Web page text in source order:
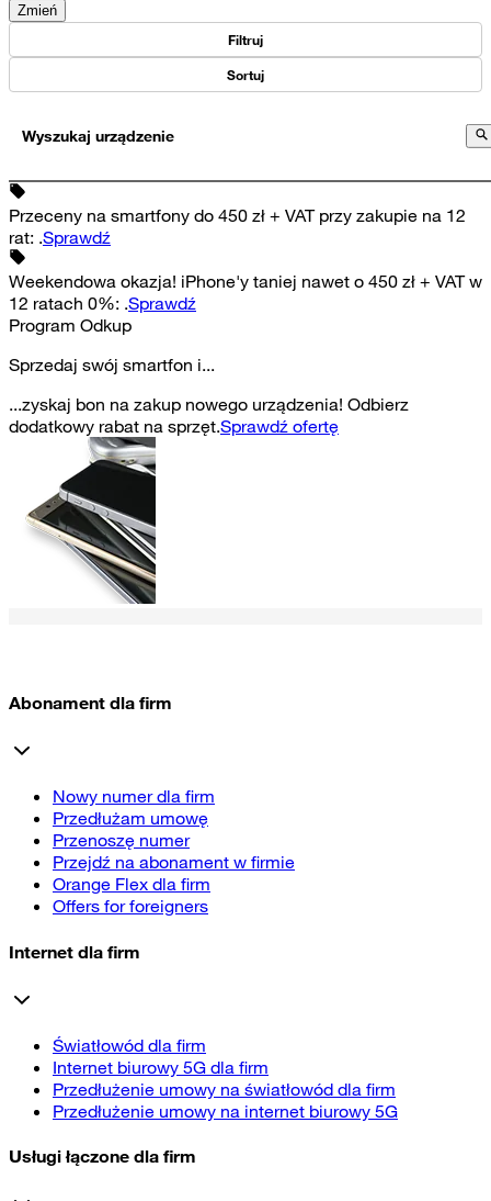
Zmień
Filtruj
Sortuj
Wyszukaj urządzenie
Przeceny na smartfony do 450 zł + VAT przy zakupie na 12
rat: .Sprawdź
Weekendowa okazja! iPhone'y taniej nawet o 450 zł + VAT w
12 ratach 0%: .Sprawdź
Program Odkup
Sprzedaj swój smartfon i...
...zyskaj bon na zakup nowego urządzenia! Odbierz
dodatkowy rabat na sprzęt.Sprawdź ofertę
Abonament dla firm
Nowy numer dla firm
Przedłużam umowę
Przenoszę numer
Przejdź na abonament w firmie
Orange Flex dla firm
Offers for foreigners
Internet dla firm
Światłowód dla firm
Internet biurowy 5G dla firm
Przedłużenie umowy na światłowód dla firm
Przedłużenie umowy na internet biurowy 5G
Usługi łączone dla firm